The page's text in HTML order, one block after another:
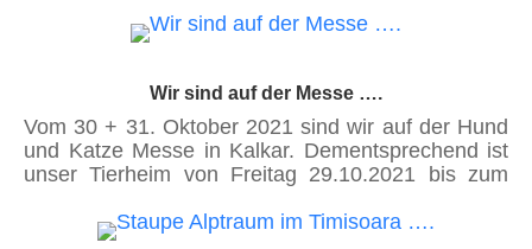
Robin Hood zu verleihen. Wir möchten uns
vielmals für die Ehrung und den mit 500,- Euro
Orden mit einer 333,- € Zuwendung bedacht.
Durch die große Spendenbereitschaft für die
Karnevalsfreunde Gute Laune Hau, wurden es in
diesem Jahr jedoch 500,- €. Wir bedanken uns im
Namen aller Fellnasen auf unserem Hof.. Antoine
Laporta hat als erster Vorsitzender unseres
Vereins die Ehrung für das gesamte Team vom
Wir sind auf der Messe ….
Vom 30 + 31. Oktober 2021 sind wir auf der Hund
und Katze Messe in Kalkar. Dementsprechend ist
unser Tierheim von Freitag 29.10.2021 bis zum
Verständnis, dass auch Rückrufe von uns später